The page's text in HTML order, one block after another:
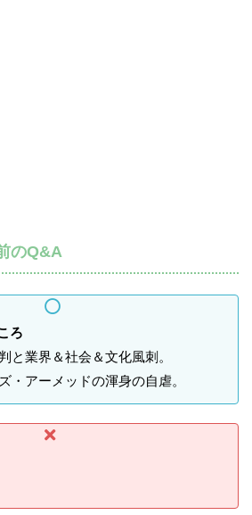
のQ&A
ろ
と業界＆社会＆文化風刺。
・アーメッドの渾身の自虐。